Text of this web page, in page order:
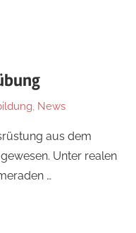
, News
aus dem
Unter realen
…